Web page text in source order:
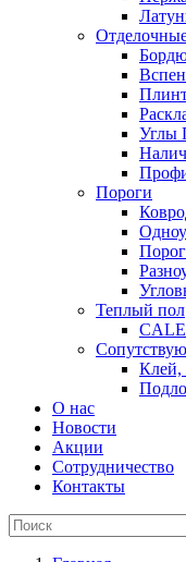
Углы
Пороги
Теплый пол
Клей,
О нас
Новости
Акции
Сотрудничество
Контакты